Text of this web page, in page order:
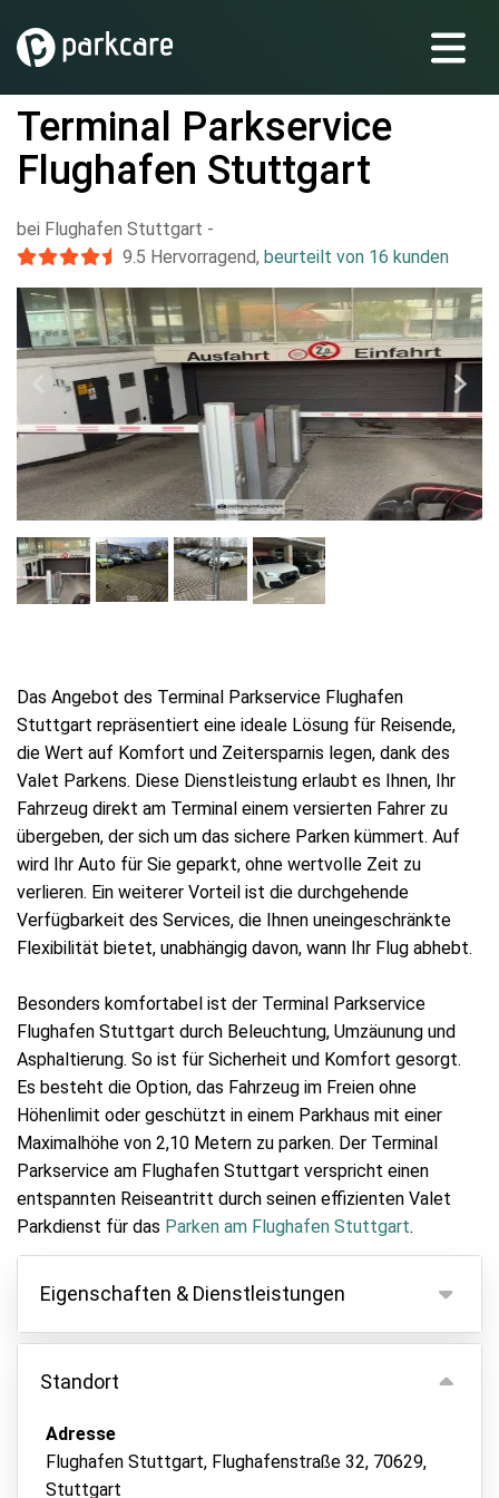
Terminal Parkservice
Flughafen Stuttgart
bei Flughafen Stuttgart -
9.5 Hervorragend, beurteilt von 16 kunden
Das Angebot des Terminal Parkservice Flughafen
Stuttgart repräsentiert eine ideale Lösung für Reisende,
die Wert auf Komfort und Zeitersparnis legen, dank des
Valet Parkens. Diese Dienstleistung erlaubt es Ihnen, Ihr
Fahrzeug direkt am Terminal einem versierten Fahrer zu
übergeben, der sich um das sichere Parken kümmert. Auf
wird Ihr Auto für Sie geparkt, ohne wertvolle Zeit zu
verlieren. Ein weiterer Vorteil ist die durchgehende
Verfügbarkeit des Services, die Ihnen uneingeschränkte
Flexibilität bietet, unabhängig davon, wann Ihr Flug abhebt.
Besonders komfortabel ist der Terminal Parkservice
Flughafen Stuttgart durch Beleuchtung, Umzäunung und
Asphaltierung. So ist für Sicherheit und Komfort gesorgt.
Es besteht die Option, das Fahrzeug im Freien ohne
Höhenlimit oder geschützt in einem Parkhaus mit einer
Maximalhöhe von 2,10 Metern zu parken. Der Terminal
Parkservice am Flughafen Stuttgart verspricht einen
entspannten Reiseantritt durch seinen effizienten Valet
Parkdienst für das Parken am Flughafen Stuttgart.
Eigenschaften & Dienstleistungen
Eigenschaften
Parken innen
Fahrzeugschlüssel behalten
Asphalt oder Pflaster
Standort
Adresse
Flughafen Stuttgart, Flughafenstraße 32, 70629,
Stuttgart